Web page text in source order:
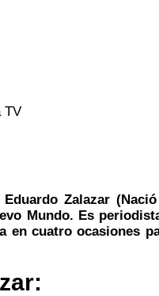
TV
Zalazar
Mundo. Es
cuatro ocasiones